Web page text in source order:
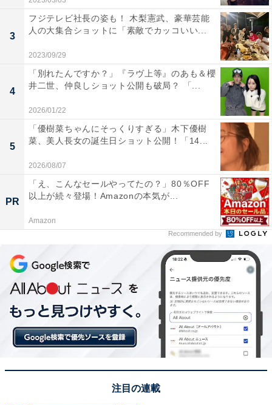
3
フジテレビ社長の姿も！ 木梨憲武、豪華芸能
人の大集合ショットに「素敵でカッコいい...
2023/09/29
4
「別れたんですか？」『ラヴ上等』のあも＆櫻
井二世、仲良しショット公開も破局？ 「...
2026/01/22
5
「優樹菜ちゃんにそっくりすぎる」木下優樹
菜、美人長女の誕生日ショット公開！「14...
2026/08/07
PR
「え、こんなセールやってたの？」80％OFF
以上が続々登場！Amazonの本気が...
Amazon
Recommended by
注目の連載